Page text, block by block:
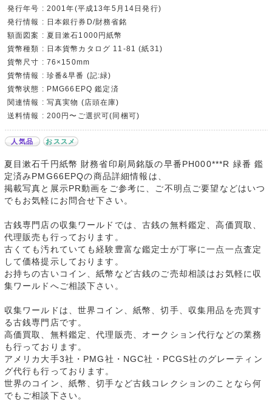
発行年号 : 2001年(平成13年5月14日発行)
発行情報 : 日本銀行券D/財務省銘
額面図案 : 夏目漱石1000円紙幣
貨幣種類 : 日本貨幣カタログ 11-81 (紙31)
貨幣尺寸 : 76×150mm
貨幣情報 : 珍番&早番 (記:緑)
貨幣状態 : PMG66EPQ 鑑定済
関連情報 : 写真実物 (店頭在庫)
送料情報 : 200円〜ご選択可(同梱可)
人気品 おススメ
夏目漱石千円紙幣 財務省印刷局銘版の早番PH000***R 緑番 鑑
定済みPMG66EPQの商品詳細情報は、
掲載写真と展示PR動画をご参考に、ご不明点ご要望などはいつ
でもお気軽にお問合せ下さい。
古銭専門店の収集ワールドでは、古銭の無料鑑定、高価買取、
代理販売も行っております。
古くても汚れていても経験豊富な鑑定士が丁寧に一点一点査定
して価格提示しております。
お持ちの古いコイン、紙幣など古銭のご売却相談はお気軽に収
集ワールドへご相談下さい。
収集ワールドは、世界コイン、紙幣、切手、収集用品を売買す
る古銭専門店です。
高価買取、無料鑑定、代理販売、オークション代行などの業務
も行っております。
アメリカ大手3社・PMG社・NGC社・PCGS社のグレーティン
グ代行も行っております。
世界のコイン、紙幣、切手など古銭コレクションのことなら何
でもご相談下さい。